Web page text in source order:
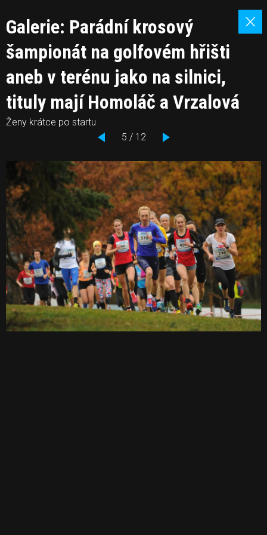
Galerie: Parádní krosový
šampionát na golfovém hřišti
aneb v terénu jako na silnici,
tituly mají Homoláč a Vrzalová
Ženy krátce po startu
5 / 12